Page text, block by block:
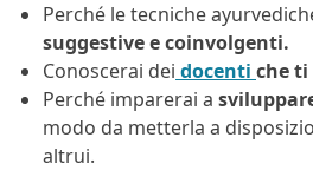
Perché le tecniche
suggestive e coinvolgenti.
Conoscerai dei docenti che
Perché imparerai a
modo da metterla a
altrui.